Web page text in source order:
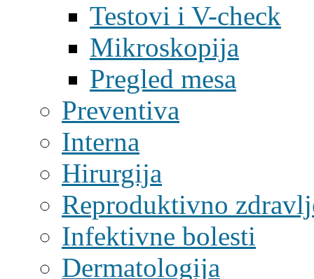
Testovi i V-check
Mikroskopija
Pregled mesa
Preventiva
Interna
Hirurgija
Reproduktivno
Infektivne bolesti
Dermatologija